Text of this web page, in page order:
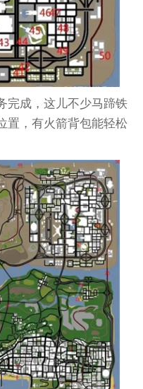
完成，这儿不少马蹄铁
置，有火箭背包能轻松